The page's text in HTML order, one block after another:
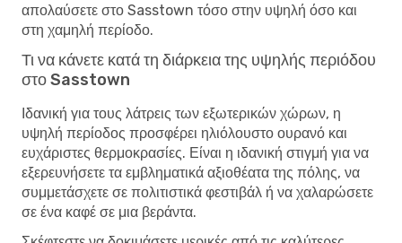
απολαύσετε στο Sasstown τόσο στην υψηλή όσο και
στη χαμηλή περίοδο.
Τι να κάνετε κατά τη διάρκεια της υψηλής περιόδου
στο Sasstown
Ιδανική για τους λάτρεις των εξωτερικών χώρων, η
υψηλή περίοδος προσφέρει ηλιόλουστο ουρανό και
ευχάριστες θερμοκρασίες. Είναι η ιδανική στιγμή για να
εξερευνήσετε τα εμβληματικά αξιοθέατα της πόλης, να
συμμετάσχετε σε πολιτιστικά φεστιβάλ ή να χαλαρώσετε
σε ένα καφέ σε μια βεράντα.